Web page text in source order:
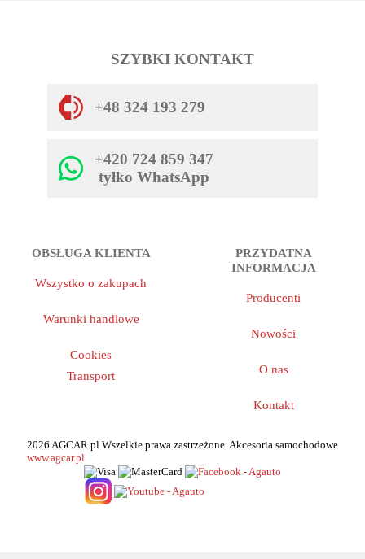
SZYBKI KONTAKT
+48 324 193 279
+420 724 859 347
tyłko WhatsApp
OBSŁUGA KLIENTA
Wszystko o zakupach
Warunki handlowe
Cookies
Transport
PRZYDATNA
INFORMACJA
Producenti
Nowości
O nas
Kontakt
2026 AGCAR.pl Wszelkie prawa zastrzeżone. Akcesoria samochodowe
www.agcar.pl